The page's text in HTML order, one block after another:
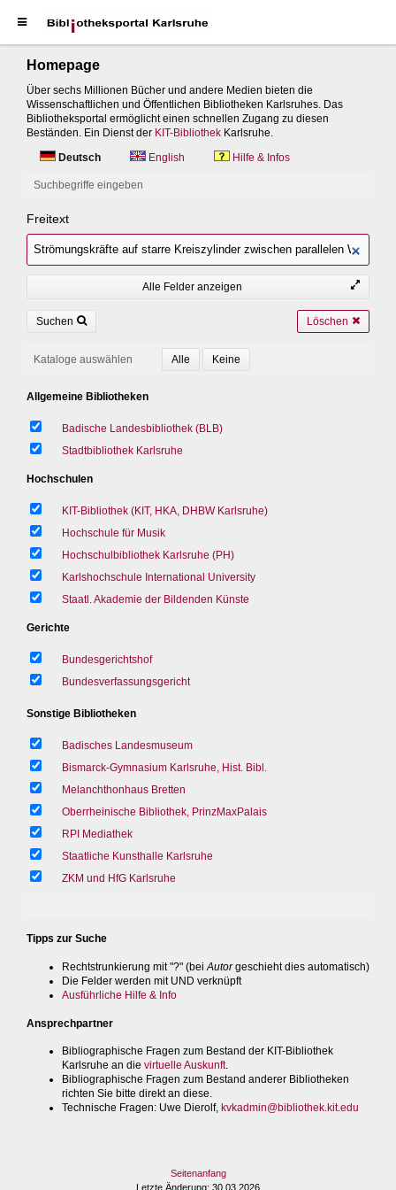
Homepage
Über sechs Millionen Bücher und andere Medien bieten die
Wissenschaftlichen und Öffentlichen Bibliotheken Karlsruhes. Das
Bibliotheksportal ermöglicht einen schnellen Zugang zu diesen
Beständen. Ein Dienst der KIT-Bibliothek Karlsruhe.
Deutsch
English Hilfe & Infos
Suchbegriffe eingeben
Freitext
Alle Felder anzeigen
Suchen Löschen
Kataloge auswählen
Allgemeine Bibliotheken
Badische Landesbibliothek (BLB)
Stadtbibliothek Karlsruhe
Hochschulen
KIT-Bibliothek (KIT, HKA, DHBW Karlsruhe)
Hochschule für Musik
Hochschulbibliothek Karlsruhe (PH)
Karlshochschule International University
Staatl. Akademie der Bildenden Künste
Gerichte
Bundesgerichtshof
Bundesverfassungsgericht
Sonstige Bibliotheken
Badisches Landesmuseum
Bismarck-Gymnasium Karlsruhe, Hist. Bibl.
Melanchthonhaus Bretten
Oberrheinische Bibliothek, PrinzMaxPalais
RPI Mediathek
Staatliche Kunsthalle Karlsruhe
ZKM und HfG Karlsruhe
Tipps zur Suche
Rechtstrunkierung mit "?" (bei Autorgeschieht dies automatisch)
Die Felder werden mit UND verknüpft
Ausführliche Hilfe & Info
Ansprechpartner
Bibliographische Fragen zum Bestand der KIT-Bibliothek
Karlsruhe an die virtuelle Auskunft.
Bibliographische Fragen zum Bestand anderer Bibliotheken
richten Sie bitte direkt an diese.
Technische Fragen: Uwe Dierolf, kvkadmin@bibliothek.kit.edu
Seitenanfang
Letzte Änderung: 30.03.2026